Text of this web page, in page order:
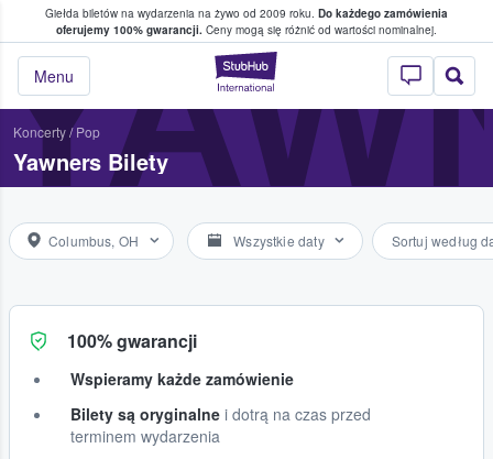
Giełda biletów na wydarzenia na żywo od 2009 roku. Do każdego zamówienia
oferujemy 100% gwarancji. Ceny mogą się różnić od wartości nominalnej.
StubHub —
Menu
w którym fani i kibice kupują i
Koncerty/ Pop
Yawners Bilety
Columbus, OH Wszystkie daty Sortuj według
100% gwarancji
Wspieramy każde zamówienie
Bilety są oryginalne i dotrą na czas przed
terminem wydarzenia